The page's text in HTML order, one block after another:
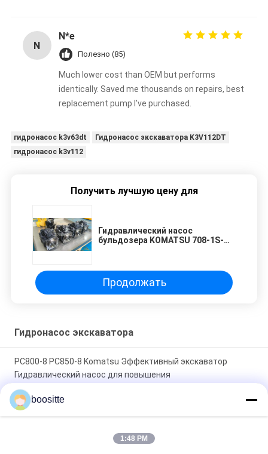
N
N*e
Полезно (85)
Much lower cost than OEM but performs
identically. Saved me thousands on repairs, best
replacement pump I’ve purchased.
гидронасос k3v63dt
Гидронасос экскаватора K3V112DT
гидронасос k3v112
Получить лучшую цену для
Гидравлический насос
бульдозера KOMATSU 708-1S-
насос экскаватора, насос
вентилятора, прямые продажи
от производителя
Продолжать
Гидронасос экскаватора
PC800-8 PC850-8 Komatsu Эффективный экскаватор
Гидравлический насос для повышения
производительности 708-2K-00113
Гидравлический насос в сборе для экскаватора ZX670-5G
boositte
1:48 PM